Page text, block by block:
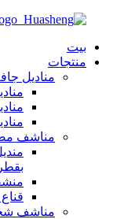
بيت
منتجات
مناديل
مناشف
بقطر 2 سم
مناشف